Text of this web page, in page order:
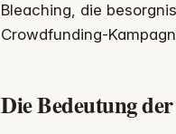
Bleaching, die
Crowdfunding-
Die Bedeutung